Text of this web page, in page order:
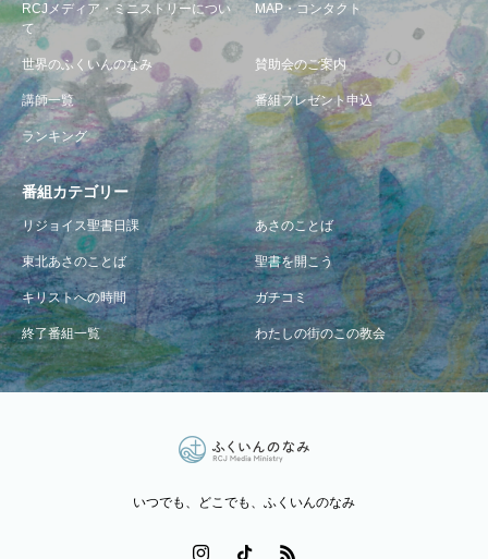
RCJメディア・ミニストリーについ
て
MAP・コンタクト
世界のふくいんのなみ 賛助会のご案内
講師一覧 番組プレゼント申込
ランキング
番組カテゴリー
リジョイス聖書日課 あさのことば
東北あさのことば 聖書を開こう
キリストへの時間 ガチコミ
終了番組一覧 わたしの街のこの教会
いつでも、どこでも、ふくいんのなみ